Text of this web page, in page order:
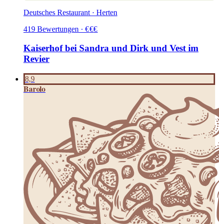
Deutsches Restaurant · Herten
419 Bewertungen · €€€
Kaiserhof bei Sandra und Dirk und Vest im
Revier
8,9
Barolo